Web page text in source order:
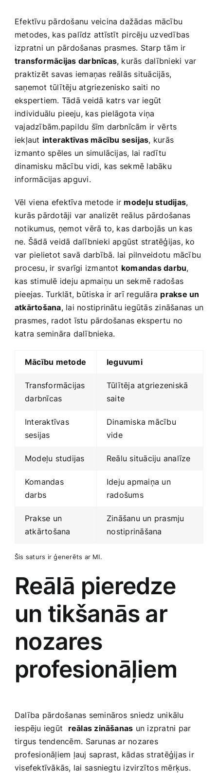
Efektīvu pārdošanu veicina dažādas ⁣mācību
metodes, kas palīdz attīstīt ⁤pircēju uzvedības
izpratni un pārdošanas prasmes. Starp tām ir
transformācijas darbnīcas, kurās dalībnieki var
‍praktizēt savas iemaņas reālās ‌situācijās,
‍saņemot​ tūlītēju atgriezenisko saiti ⁣no⁤
ekspertiem. Tādā ⁢veidā katrs var iegūt
individuālu⁢ pieeju, kas​ pielāgota viņa
vajadzībām.papildu šīm darbnīcām⁢ ir⁣ vērts
iekļaut interaktīvas mācību sesijas, kurās
⁣izmanto spēles un simulācijas, ​lai radītu
dinamisku⁢ mācību vidi, kas ⁤sekmē‌ labāku
informācijas apguvi.
Vēl⁢ viena ⁣efektīva metode ir modeļu studijas,‍
kurās pārdotāji ​var ​analizēt reālus pārdošanas
notikumus,⁢ ņemot vērā to, kas ‌darbojās un kas
ne. Šādā veidā ‌dalībnieki apgūst stratēģijas, ko
var pielietot savā darbībā. lai pilnveidotu mācību
procesu, ir​ svarīgi izmantot komandas darbu,⁢
kas stimulē ideju apmaiņu ‍un sekmē​ radošas​
pieejas. Turklāt, būtiska ‌ir ⁢arī ​regulāra prakse ⁢un
atkārtošana, lai nostiprinātu iegūtās‍ zināšanas un
prasmes, ‌radot īstu pārdošanas ekspertu no
katra semināra dalībnieka.
Mācību ‍metode Ieguvumi
Transformācijas
⁤darbnīcas
Tūlītēja atgriezeniskā‍
saite
Interaktīvas
sesijas
Dinamiska mācību⁤
vide
Modeļu studijas Reālu‌ situāciju analīze
Komandas
darbs
Ideju‌ apmaiņa un
radošums
Prakse un
atkārtošana
Zināšanu un prasmju
⁣nostiprināšana
Šis saturs ir ģenerēts ar MI.
Reālā pieredze⁢
un tikšanās ar
nozares
‍profesionāļiem
Dalība ⁢pārdošanas semināros⁤ sniedz unikālu
iespēju‍ iegūt ‌ reālas zināšanas un izpratni ⁣par‌
tirgus tendencēm.⁣ Sarunas ar nozares
profesionāļiem ļauj saprast, kādas stratēģijas ir
visefektīvākās, ‍lai⁣ sasniegtu izvirzītos mērķus.